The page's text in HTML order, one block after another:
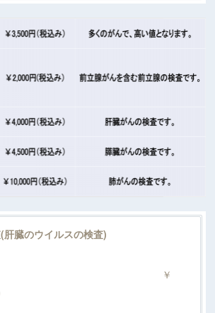
肝臓のウイルスの検査)
肝炎